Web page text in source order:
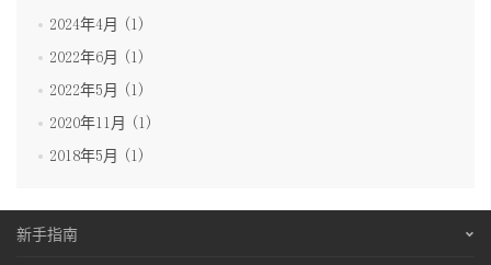
2024年4月 (1)
2022年6月 (1)
2022年5月 (1)
2020年11月 (1)
2018年5月 (1)
新手指南